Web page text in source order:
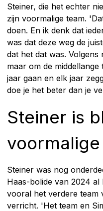
Steiner, die het echter
zijn voormalige team.
doen. En ik denk dat
was dat deze weg de
dat het dat was. Volgens
maar om de
jaar gaan en elk jaar
doe je het beter dan je
Steiner is
Steiner was nog
Haas-bolide van 2024
vooral het verdere team
verricht. 'Het team en